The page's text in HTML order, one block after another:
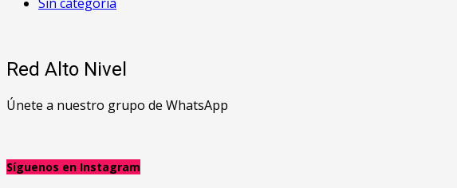
Sin categoría
Red Alto Nivel
Únete a nuestro grupo de WhatsApp
Síguenos en Instagram